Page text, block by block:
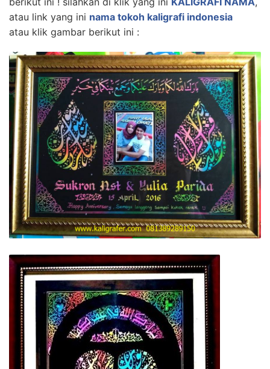
atau link yang ini nama tokoh kaligrafi indonesia
atau klik gambar berikut ini :